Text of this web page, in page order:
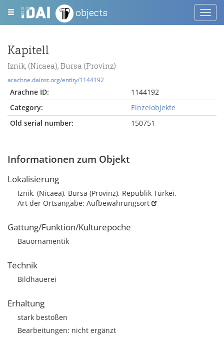
objects
Kapitell
Iznik, (Nicaea), Bursa (Provinz)
arachne.dainst.org/entity/1144192
Arachne ID:
1144192
Category:
Einzelobjekte
Old serial number:
150751
Informationen zum Objekt
Lokalisierung
Iznik, (Nicaea), Bursa (Provinz), Republik Türkei,
Art der Ortsangabe: Aufbewahrungsort
Gattung/Funktion/Kulturepoche
Bauornamentik
Technik
Bildhauerei
Erhaltung
stark bestoßen
Bearbeitungen: nicht ergänzt